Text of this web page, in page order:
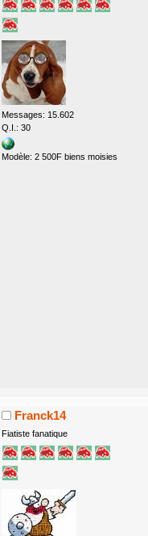
Messages: 15.602
Q.I.: 30
Modèle: 2 500F biens moisies
Franck14
Fiatiste fanatique